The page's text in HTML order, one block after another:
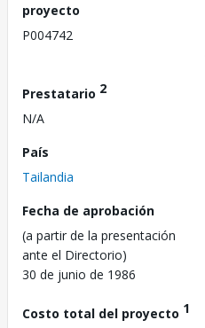
proyecto
P004742
Prestatario 2
N/A
País
Tailandia
Fecha de aprobación
(a partir de la presentación
ante el Directorio)
30 de junio de 1986
Costo total del proyecto 1